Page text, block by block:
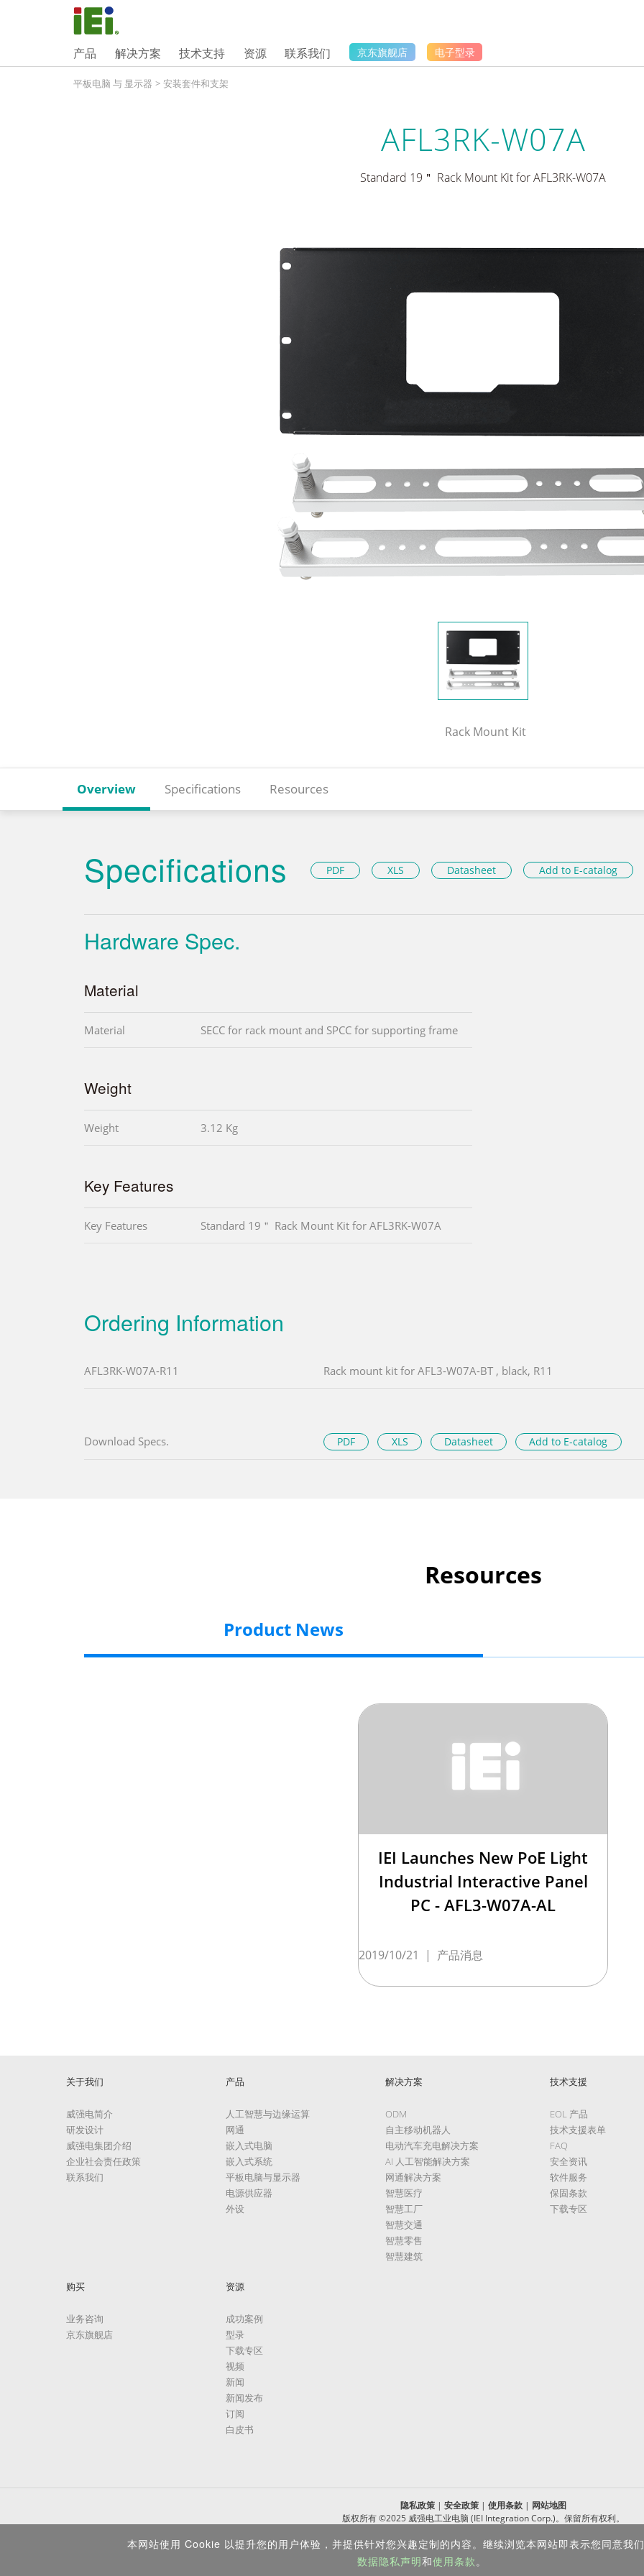
产品 解决方案 技术支持 资源 联系我们 京东旗舰店 电子型录
平板电脑 与 显示器 > 安装套件和支架
AFL3RK-W07A
Standard 19＂ Rack Mount Kit for AFL3RK-W07A
Rack Mount Kit
Overview Specifications Resources
Specifications PDF XLS Datasheet Add to E-catalog
Hardware Spec.
Material
Material SECC for rack mount and SPCC for supporting frame
Weight
Weight 3.12 Kg
Key Features
Key Features Standard 19＂ Rack Mount Kit for AFL3RK-W07A
Ordering Information
AFL3RK-W07A-R11 Rack mount kit for AFL3-W07A-BT , black, R11
Download Specs. PDF XLS Datasheet Add to E-catalog
Resources
Product News
IEI Launches New PoE Light
Industrial Interactive Panel
PC - AFL3-W07A-AL
2019/10/21 | 产品消息
关于我们
威强电简介
研发设计
威强电集团介绍
企业社会责任政策
联系我们
产品
人工智慧与边缘运算
网通
嵌入式电脑
嵌入式系统
平板电脑与显示器
电源供应器
外设
解决方案
ODM
自主移动机器人
电动汽车充电解决方案
AI 人工智能解决方案
网通解决方案
智慧医疗
智慧工厂
智慧交通
智慧零售
智慧建筑
技术支援
EOL 产品
技术支援表单
FAQ
安全资讯
软件服务
保固条款
下载专区
购买
业务咨询
京东旗舰店
资源
成功案例
型录
下载专区
视频
新闻
新闻发布
订阅
白皮书
隐私政策| 安全政策| 使用条款| 网站地图
版权所有 ©2025 威强电工业电脑 (IEI Integration Corp.)。保留所有权利。
沪公网安备 31011202005249号
本网站使用 Cookie 以提升您的用户体验，并提供针对您兴趣定制的内容。继续浏览本网站即表示您同意我
数据隐私声明和使用条款。